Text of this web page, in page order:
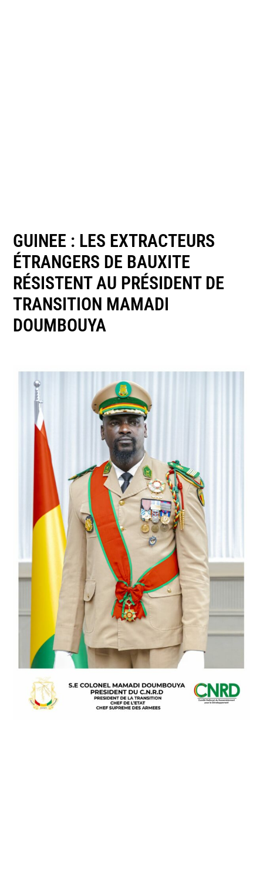
GUINEE : LES EXTRACTEURS
ÉTRANGERS DE BAUXITE
RÉSISTENT AU PRÉSIDENT DE
TRANSITION MAMADI
DOUMBOUYA